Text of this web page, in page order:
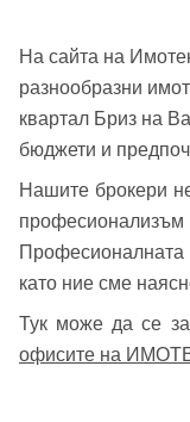
На сайта на
разнообразни
квартал Бриз на
бюджети и
Нашите брокери
като ние сме
Тук може да се
офисите на